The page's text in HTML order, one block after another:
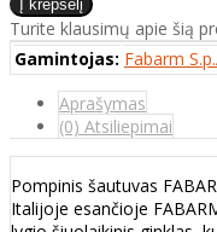
Turite klausimų apie šią
Gamintojas: Fabarm
Aprašymas
(0) Atsiliepimai
Pompinis šautuvas
Italijoje esančioje